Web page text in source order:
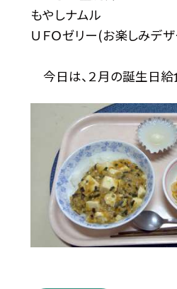
もやしナムル
ＵＦＯゼリー(お楽しみデ
今日は、２月の誕生日給